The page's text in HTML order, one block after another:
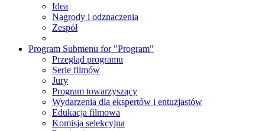
Idea
Nagrody i odznaczenia
Zespół
Program Submenu for "Program"
Przegląd programu
Serie filmów
Jury
Program towarzyszący
Wydarzenia dla ekspertów i entuzjastów
Edukacja filmowa
Komisja selekcyjna